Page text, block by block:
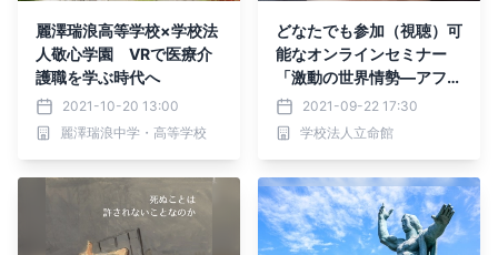
麗澤瑞浪高等学校×学校法
人敬心学園 VRで医療介
護職を学ぶ時代へ
2021-10-20 13:00
麗澤瑞浪中学・高等学校
どなたでも参加（視聴）可
能なオンラインセミナー
「激動の世界情勢―アフガ
ニスタンから台湾まで」を
実施します！
2021-09-22 17:30
学校法人立命館